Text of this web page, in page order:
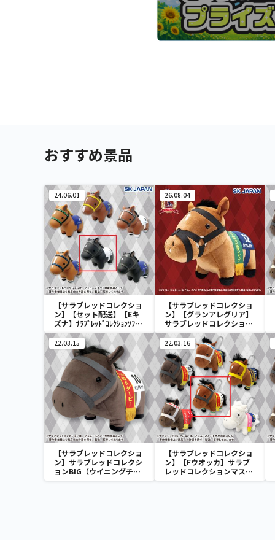
おすすめ景品
24.06.01
【サラブレッドコレクショ
ン】【セット配送】【Eキ
ズナ】ｻﾗﾌﾞﾚｯﾄﾞｺﾚｸｼｮﾝｿﾌﾋﾞ
ﾏｽｺｯﾄ3
26.08.04
【サラブレッドコレクショ
ン】【グランアレグリア】
サラブレッドコレクション
ふわふわBIG(グランアレグ
リア)
22.03.15
【サラブレッドコレクショ
ン】サラブレッドコレクシ
ョンBIG（ウイニングチケ
ット）
22.03.16
【サラブレッドコレクショ
ン】【Fウオッカ】サラブ
レッドコレクションマスコ
ットBC3